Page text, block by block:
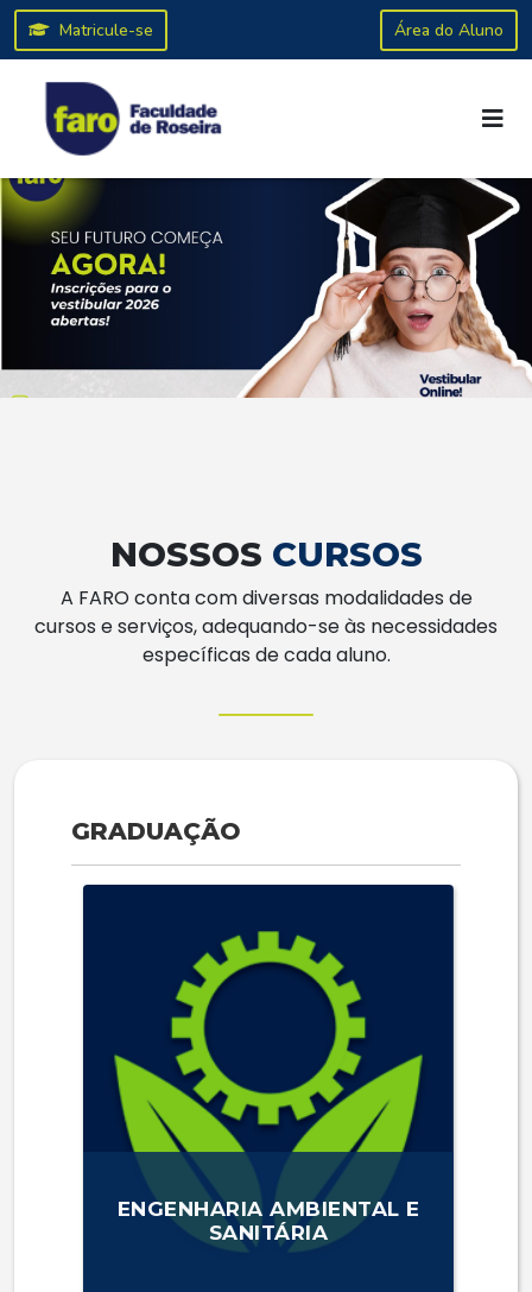
Matricule-se Área do Aluno
NOSSOS CURSOS
A FARO conta com diversas modalidades de
cursos e serviços, adequando-se às necessidades
específicas de cada aluno.
GRADUAÇÃO
ENGENHARIA AMBIENTAL E
SANITÁRIA